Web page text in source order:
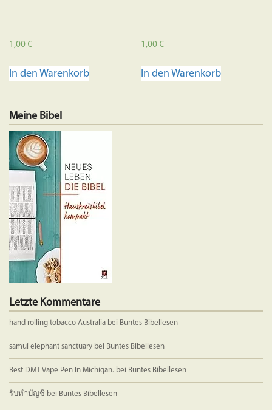
1,00€
In den Warenkorb
1,00€
In den Warenkorb
Meine Bibel
Letzte Kommentare
hand rolling tobacco Australia bei Buntes Bibellesen
samui elephant sanctuary bei Buntes Bibellesen
Best DMT Vape Pen In Michigan. bei Buntes Bibellesen
รับทำบัญชี bei Buntes Bibellesen